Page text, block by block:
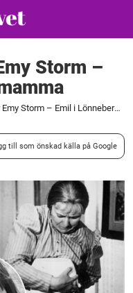
Storm –
Så gick det sen för Emy Storm – Emil i Lönnebergas mamma
till som önskad källa på Google